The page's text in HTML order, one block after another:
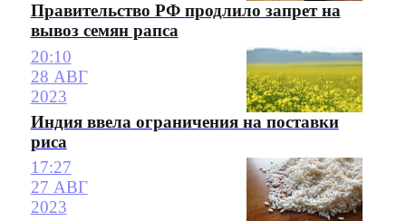
Правительство РФ продлило запрет на
вывоз семян рапса
20:10
28 АВГ
2023
Индия ввела ограничения на поставки
риса
17:27
27 АВГ
2023